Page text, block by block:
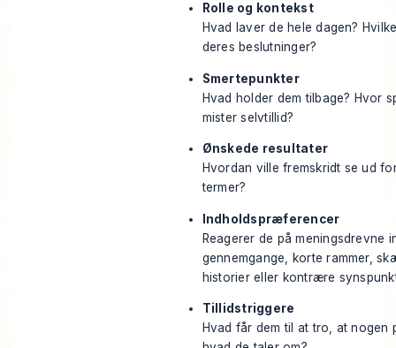
Rolle og kontekst
Hvad laver de hele dagen?
deres beslutninger?
Smertepunkter
Hvad holder dem tilbage? Hvor
mister selvtillid?
Ønskede resultater
Hvordan ville fremskridt se ud
termer?
Indholdspræferencer
Reagerer de på meningsdrevne
gennemgange, korte rammer,
historier eller kontrære
Tillidstriggere
Hvad får dem til at tro, at nogen